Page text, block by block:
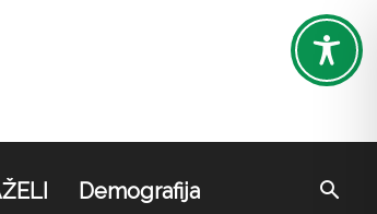
Demografija